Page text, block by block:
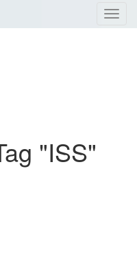
"ISS"